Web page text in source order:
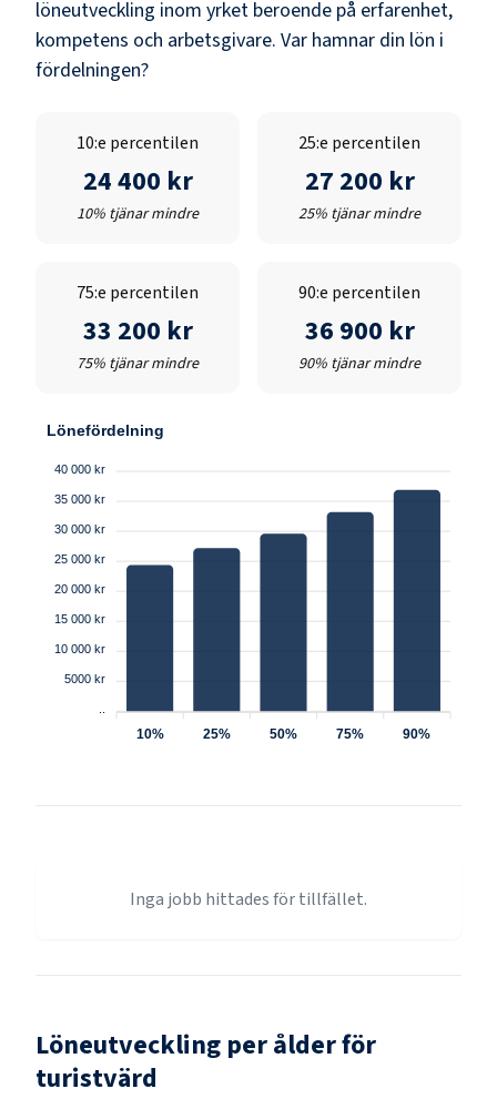
löneutveckling inom yrket beroende på erfarenhet,
kompetens och arbetsgivare. Var hamnar din lön i
fördelningen?
10:e percentilen
24 400 kr
10% tjänar mindre
25:e percentilen
27 200 kr
25% tjänar mindre
75:e percentilen
33 200 kr
75% tjänar mindre
90:e percentilen
36 900 kr
90% tjänar mindre
Lönefördelning
40 000 kr
35 000 kr
30 000 kr
25 000 kr
20 000 kr
15 000 kr
10 000 kr
5000 kr
10% 25% 50% 75% 90%
Inga jobb hittades för tillfället.
Löneutveckling per ålder för
turistvärd